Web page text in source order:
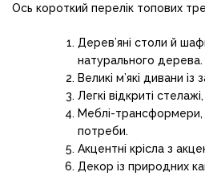
Ось короткий перелік топових
Дерев’яні столи й
натурального дерева.
Великі м’які дивани
Легкі відкриті
Меблі-трансформери,
потреби.
Акцентні крісла з
Декор із природних